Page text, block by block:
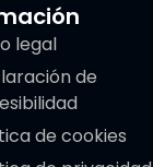
legal
de
de cookies